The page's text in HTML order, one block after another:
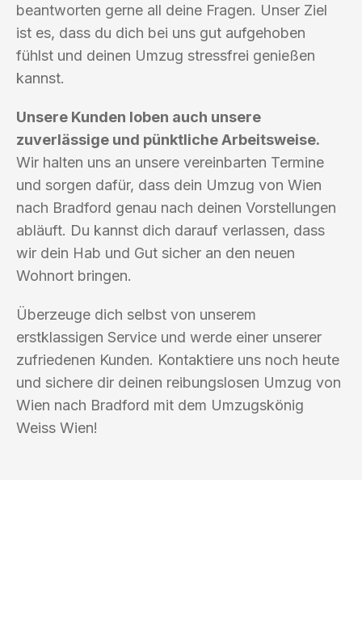
beantworten gerne all deine Fragen. Unser Ziel
ist es, dass du dich bei uns gut aufgehoben
fühlst und deinen Umzug stressfrei genießen
kannst.
Unsere Kunden loben auch unsere
zuverlässige und pünktliche Arbeitsweise.
Wir halten uns an unsere vereinbarten Termine
und sorgen dafür, dass dein Umzug von Wien
nach Bradford genau nach deinen Vorstellungen
abläuft. Du kannst dich darauf verlassen, dass
wir dein Hab und Gut sicher an den neuen
Wohnort bringen.
Überzeuge dich selbst von unserem
erstklassigen Service und werde einer unserer
zufriedenen Kunden. Kontaktiere uns noch heute
und sichere dir deinen reibungslosen Umzug von
Wien nach Bradford mit dem Umzugskönig
Weiss Wien!